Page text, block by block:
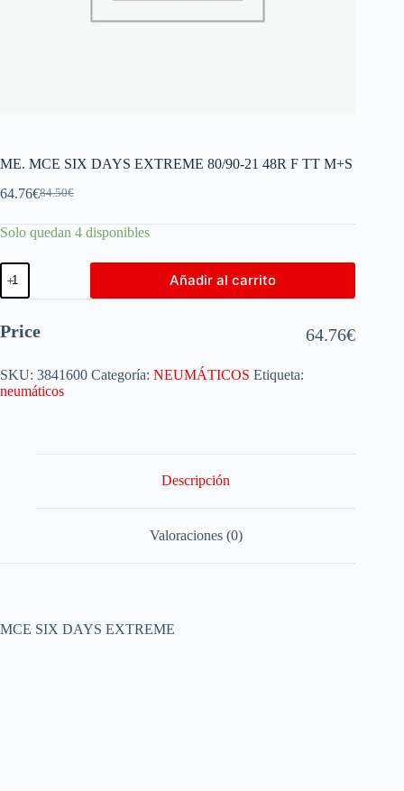
ME. MCE SIX DAYS EXTREME 80/90-21 48R F TT M+S
84.50€
64.76€
Solo quedan 4 disponibles
Añadir al carrito
Price 64.76€
SKU: 3841600 Categoría: NEUMÁTICOS Etiqueta:
neumáticos
Descripción
Valoraciones (0)
MCE SIX DAYS EXTREME